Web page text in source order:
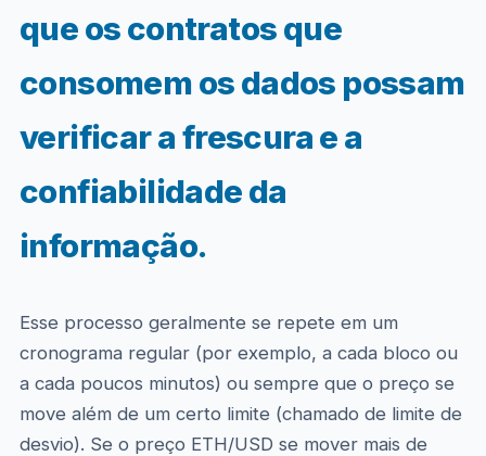
que os contratos que
consomem os dados possam
verificar a frescura e a
confiabilidade da
informação.
Esse processo geralmente se repete em um
cronograma regular (por exemplo, a cada bloco ou
a cada poucos minutos) ou sempre que o preço se
move além de um certo limite (chamado de limite de
desvio). Se o preço ETH/USD se mover mais de